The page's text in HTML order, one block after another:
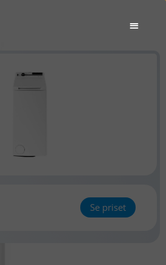
Se priset